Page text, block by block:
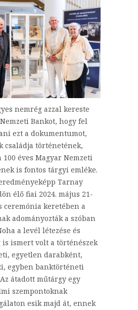
nemrég azzal kereste
Bankot, hogy fel
ezt a dokumentumot,
családja történetének,
éves Magyar Nemzeti
is fontos tárgyi emléke.
Tarnay
élő fiai 2024. május 21-
ceremónia keretében a
adományozták a szóban
a levél létezése és
ismert volt a történészek
egyetlen darabként,
egyben banktörténeti
átadott műtárgy egy
szempontoknak
esik majd át, ennek